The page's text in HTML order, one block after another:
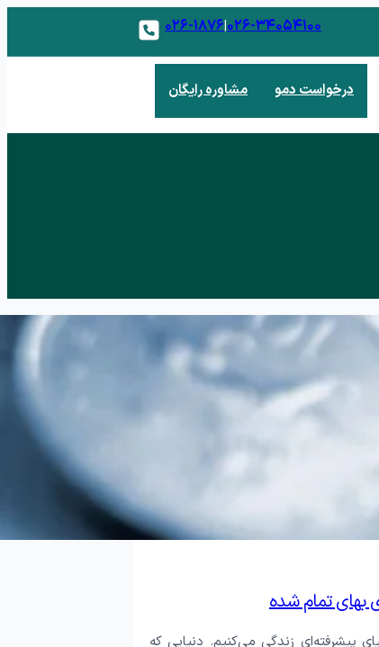
۰۲۶-۳۴۰۵۴۱۰۰|۰۲۶-۱۸۷۶
مشتریان بالقوه
درخواست دمو مشاوره رایگان
بهای تمام شده
پیشرفته‌ای زندگی می‌کنیم. دنیایی که